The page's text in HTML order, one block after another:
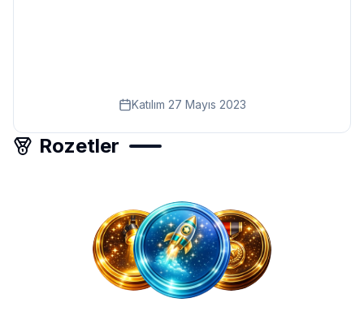
Katılım 27 Mayıs 2023
Rozetler